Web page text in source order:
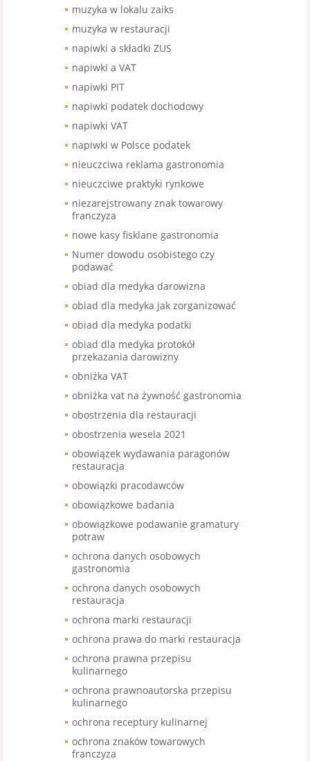
muzyka w lokalu zaiks
muzyka w restauracji
napiwki a składki ZUS
napiwki a VAT
napiwki PIT
napiwki podatek dochodowy
napiwki VAT
napiwki w Polsce podatek
nieuczciwa reklama gastronomia
nieuczciwe praktyki rynkowe
niezarejstrowany znak towarowy
franczyza
nowe kasy fisklane gastronomia
Numer dowodu osobistego czy
podawać
obiad dla medyka darowizna
obiad dla medyka jak zorganizować
obiad dla medyka podatki
obiad dla medyka protokół
przekazania darowizny
obniżka VAT
obniżka vat na żywność gastronomia
obostrzenia dla restauracji
obostrzenia wesela 2021
obowiązek wydawania paragonów
restauracja
obowiązki pracodawców
obowiązkowe badania
obowiązkowe podawanie gramatury
potraw
ochrona danych osobowych
gastronomia
ochrona danych osobowych
restauracja
ochrona marki restauracji
ochrona prawa do marki restauracja
ochrona prawna przepisu
kulinarnego
ochrona prawnoautorska przepisu
kulinarnego
ochrona receptury kulinarnej
ochrona znaków towarowych
franczyza